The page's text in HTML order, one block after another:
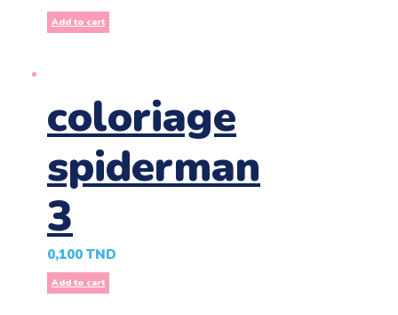
Add to cart
coloriage
spiderman
3
0,100 TND
Add to cart